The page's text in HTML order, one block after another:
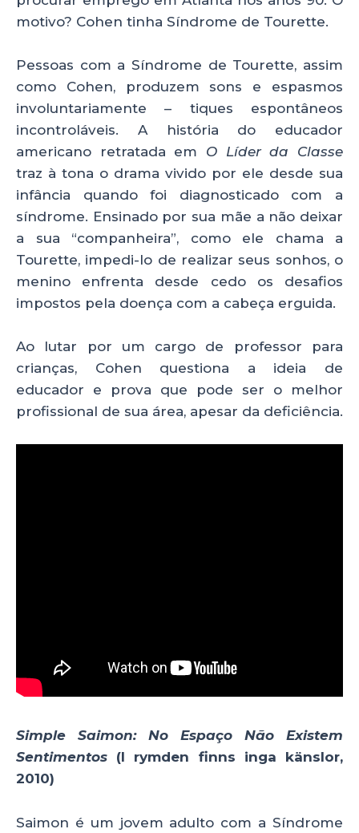
motivo? Cohen tinha Síndrome de Tourette.
Pessoas com a Síndrome de Tourette, assim
como Cohen, produzem sons e espasmos
involuntariamente – tiques espontâneos
incontroláveis. A história do educador
americano retratada em O Líder da Classe
traz à tona o drama vivido por ele desde sua
infância quando foi diagnosticado com a
síndrome. Ensinado por sua mãe a não deixar
a sua “companheira”, como ele chama a
Tourette, impedi-lo de realizar seus sonhos, o
menino enfrenta desde cedo os desafios
impostos pela doença com a cabeça erguida.
Ao lutar por um cargo de professor para
crianças, Cohen questiona a ideia de
educador e prova que pode ser o melhor
profissional de sua área, apesar da deficiência.
Simple Saimon: No Espaço Não Existem
Sentimentos (I rymden finns inga känslor,
2010)
Saimon é um jovem adulto com a Síndrome